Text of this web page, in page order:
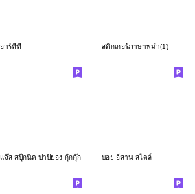
อาร์ทีที สติกเกอร์ภาษาพม่า(1)
แจ๊ส สปุ๊กนิค ปาปิยอง กุ๊กกุ๊ก บอย อีสาน สไตล์